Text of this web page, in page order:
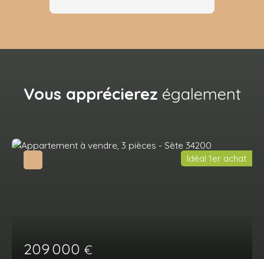
Vous apprécierez également
209 000 €
Idéal 1er achat